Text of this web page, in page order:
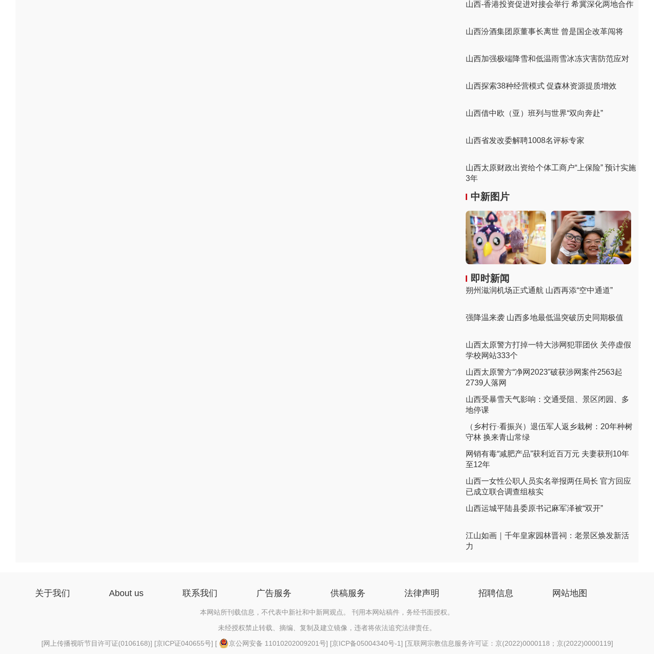
山西-香港投资促进对接会举行 希冀深化两地合作
山西汾酒集团原董事长离世 曾是国企改革闯将
山西加强极端降雪和低温雨雪冰冻灾害防范应对
山西探索38种经营模式 促森林资源提质增效
山西借中欧（亚）班列与世界“双向奔赴”
山西省发改委解聘1008名评标专家
山西太原财政出资给个体工商户“上保险” 预计实施
3年
中新图片
即时新闻
朔州滋润机场正式通航 山西再添“空中通道”
强降温来袭 山西多地最低温突破历史同期极值
山西太原警方打掉一特大涉网犯罪团伙 关停虚假
学校网站333个
山西太原警方“净网2023”破获涉网案件2563起
2739人落网
山西受暴雪天气影响：交通受阻、景区闭园、多
地停课
（乡村行·看振兴）退伍军人返乡栽树：20年种树
守林 换来青山常绿
网销有毒“减肥产品”获利近百万元 夫妻获刑10年
至12年
山西一女性公职人员实名举报两任局长 官方回应
已成立联合调查组核实
山西运城平陆县委原书记麻军泽被“双开”
江山如画｜千年皇家园林晋祠：老景区焕发新活
力
关于我们 About us 联系我们 广告服务 供稿服务 法律声明 招聘信息 网站地图
本网站所刊载信息，不代表中新社和中新网观点。 刊用本网站稿件，务经书面授权。
未经授权禁止转载、摘编、复制及建立镜像，违者将依法追究法律责任。
[网上传播视听节目许可证(0106168)] [京ICP证040655号] [ 京公网安备 11010202009201号] [京ICP备05004340号-1] [互联网宗教信息服务许可证：京(2022)0000118；京(2022)0000119]